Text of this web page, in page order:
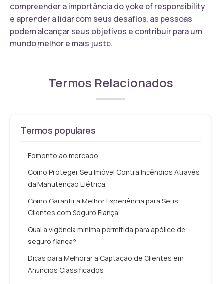
compreender a importância do yoke of responsibility
e aprender a lidar com seus desafios, as pessoas
podem alcançar seus objetivos e contribuir para um
mundo melhor e mais justo.
Termos Relacionados
Termos populares
Fomento ao mercado
Como Proteger Seu Imóvel Contra Incêndios Através
da Manutenção Elétrica
Como Garantir a Melhor Experiência para Seus
Clientes com Seguro Fiança
Qual a vigência mínima permitida para apólice de
seguro fiança?
Dicas para Melhorar a Captação de Clientes em
Anúncios Classificados